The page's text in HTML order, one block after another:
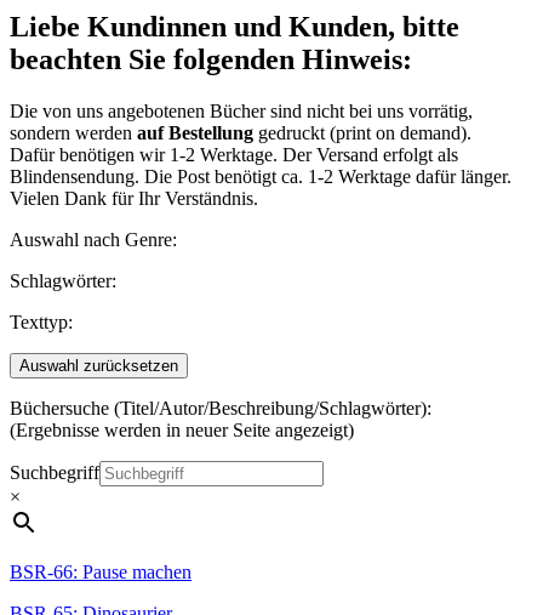
Liebe Kundinnen und Kunden, bitte
beachten Sie folgenden Hinweis:
Die von uns angebotenen Bücher sind nicht bei uns vorrätig,
sondern werden auf Bestellung gedruckt (print on demand).
Dafür benötigen wir 1-2 Werktage. Der Versand erfolgt als
Blindensendung. Die Post benötigt ca. 1-2 Werktage dafür länger.
Vielen Dank für Ihr Verständnis.
Auswahl nach Genre:
Schlagwörter:
Texttyp:
Auswahl zurücksetzen
Büchersuche (Titel/Autor/Beschreibung/Schlagwörter):
(Ergebnisse werden in neuer Seite angezeigt)
Suchbegriff
×
BSR-66: Pause machen